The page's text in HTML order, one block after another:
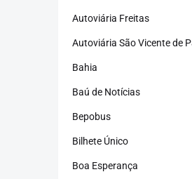
Autoviária Freitas
Autoviária São Vicente de
Bahia
Baú de Notícias
Bepobus
Bilhete Único
Boa Esperança